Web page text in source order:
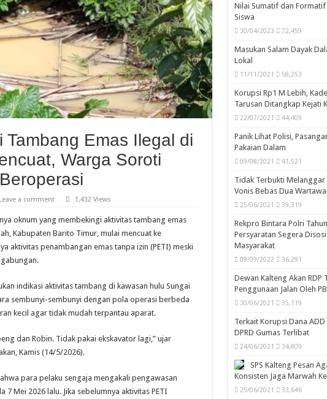
Emas Ilegal di
Warga Soroti
Leave a comment 1,432 Views
oknum yang membekingi aktivitas tambang emas
Kabupaten Barito Timur, mulai mencuat ke
aktivitas penambangan emas tanpa izin (PETI) meski
indikasi aktivitas tambang di kawasan hulu Sungai
sembunyi-sembunyi dengan pola operasi berbeda
kecil agar tidak mudah terpantau aparat.
dan Robin. Tidak pakai ekskavator lagi,” ujar
Kamis (14/5/2026).
para pelaku sengaja mengakali pengawasan
Mei 2026 lalu. Jika sebelumnya aktivitas PETI
Nilai Sumatif dan Formatif
Siswa
30/04/2023 72,459
Masukan Salam Dayak
Lokal
11/11/2021 58,253
Korupsi Rp1 M Lebih,
Tarusan Ditangkap Kejati
22/07/2021 44,409
Panik Lihat Polisi,
Pakaian Dalam
09/08/2021 41,521
Tidak Terbukti Melanggar
Vonis Bebas Dua
25/06/2021 39,319
Rekpro Bintara Polri
Persyaratan Segera
Masyarakat
08/09/2022 36,291
Dewan Kalteng Akan RDP
Penggunaan Jalan Oleh
30/06/2021 35,119
Terkait Korupsi Dana
DPRD Gumas Terlibat
24/06/2021 34,809
SPS Kalteng Pesan
Konsisten Jaga Marwah
25/06/2021 33,646